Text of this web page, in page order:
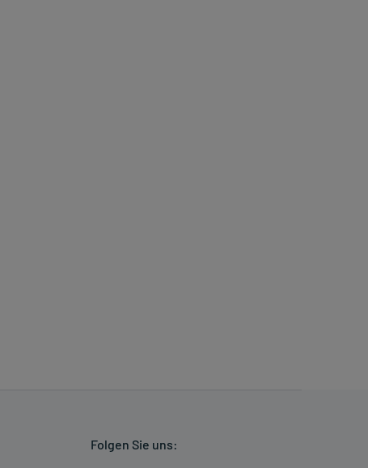
Folgen Sie uns: